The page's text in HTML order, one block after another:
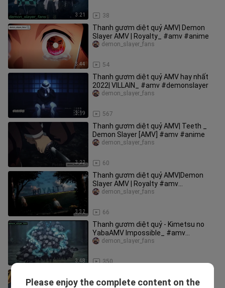
3:21 38
3:44
Thanh gươm diệt quỷ AMV| Demon
Slayer AMV | Royalty_ #amv #anime
54
demon_slayer_fans
3:19
Thanh gươm diệt quỷ AMV hay nhất
2022| VILLAIN_ #amv #demonslayer
567
demon_slayer_fans
3:22
Thanh gươm diệt quỷ AMV| Teeth _
Demon Slayer [AMV] #amv #anime
60
demon_slayer_fans
3:32
Thanh gươm diệt quỷ AMV|Demon
Slayer AMV | Royalty #amv
#demonslayer
66
demon_slayer_fans
3:48
Thanh gươm diệt quỷ - Kimetsu no
YabaAMV Impossible_ #amv
#demonslayer
350
demon_slayer_fans
SlayerAMV Can You Feel My Heart_
Please enjoy the complete content on the